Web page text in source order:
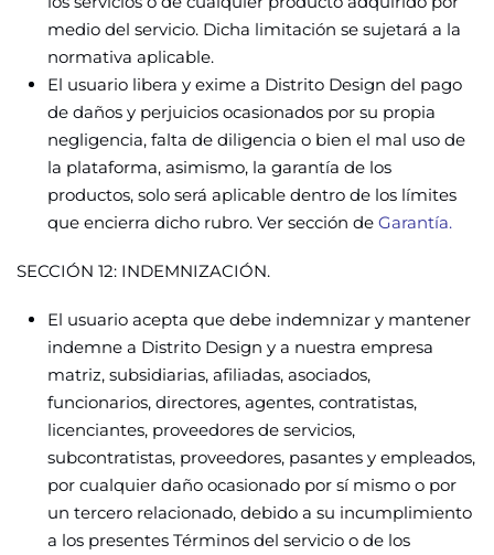
medio del servicio. Dicha limitación se sujetará a la
normativa aplicable.
El usuario libera y exime a Distrito Design del pago
de daños y perjuicios ocasionados por su propia
negligencia, falta de diligencia o bien el mal uso de
la plataforma, asimismo, la garantía de los
productos, solo será aplicable dentro de los límites
que encierra dicho rubro. Ver sección deGarantía.
SECCIÓN 12: INDEMNIZACIÓN.
El usuario acepta que debe indemnizar y mantener
indemne a Distrito Design y a nuestra empresa
matriz, subsidiarias, afiliadas, asociados,
funcionarios, directores, agentes, contratistas,
licenciantes, proveedores de servicios,
subcontratistas, proveedores, pasantes y empleados,
por cualquier daño ocasionado por sí mismo o por
un tercero relacionado, debido a su incumplimiento
a los presentes Términos del servicio o de los